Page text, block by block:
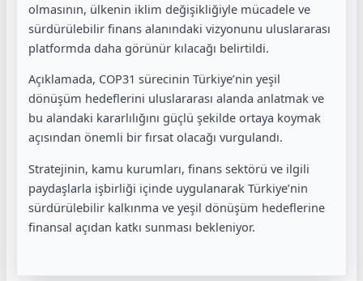
olmasının, ülkenin iklim değişikliğiyle mücadele ve
sürdürülebilir finans alanındaki vizyonunu uluslararası
platformda daha görünür kılacağı belirtildi.
Açıklamada, COP31 sürecinin Türkiye’nin yeşil
dönüşüm hedeflerini uluslararası alanda anlatmak ve
bu alandaki kararlılığını güçlü şekilde ortaya koymak
açısından önemli bir fırsat olacağı vurgulandı.
Stratejinin, kamu kurumları, finans sektörü ve ilgili
paydaşlarla işbirliği içinde uygulanarak Türkiye’nin
sürdürülebilir kalkınma ve yeşil dönüşüm hedeflerine
finansal açıdan katkı sunması bekleniyor.